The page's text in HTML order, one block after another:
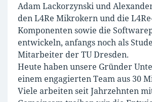
Adam Lackorzynski und
den L4Re Mikrokern und die
Komponenten sowie die
entwickeln, anfangs noch als
Mitarbeiter der TU Dresden.
Heute haben unsere Gründer
einem engagierten Team aus 30
Viele arbeiten seit Jahrzehnten